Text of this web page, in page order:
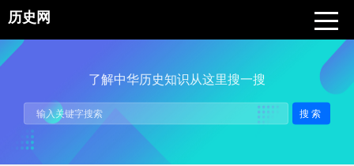
历史网
了解中华历史知识从这里搜一搜
搜索